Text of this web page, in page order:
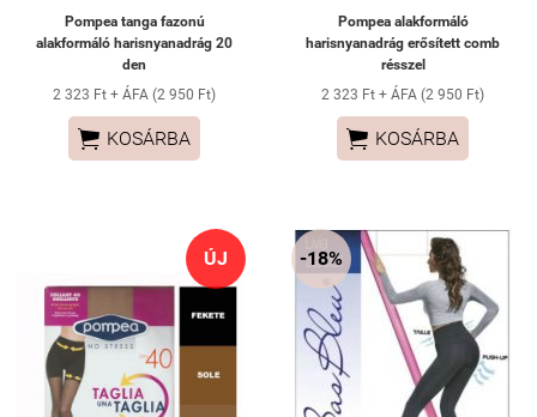
Pompea tanga fazonú
alakformáló harisnyanadrág 20
den
2 323 Ft + ÁFA (2 950 Ft)
 KOSÁRBA
Pompea alakformáló
harisnyanadrág erősített comb
résszel
2 323 Ft + ÁFA (2 950 Ft)
 KOSÁRBA
ÚJ -18%